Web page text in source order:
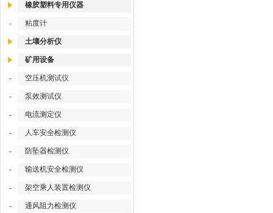
橡胶塑料专用仪器
- 粘度计
土壤分析仪
矿用设备
- 空压机测试仪
- 泵效测试仪
- 电流测定仪
- 人车安全检测仪
- 防坠器检测仪
- 输送机安全检测仪
- 架空乘人装置检测仪
- 通风阻力检测仪